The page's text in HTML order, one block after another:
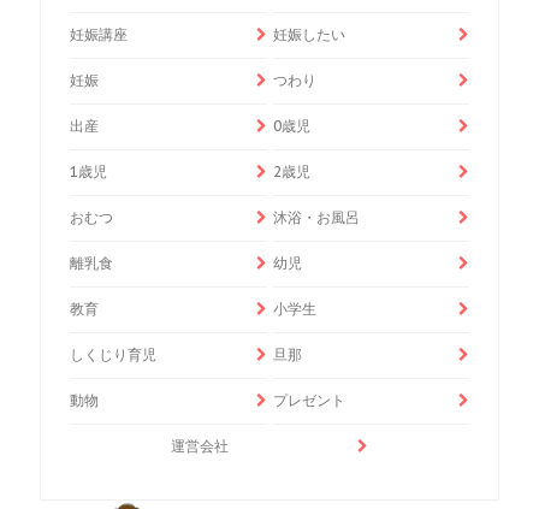
妊娠講座 妊娠したい
妊娠 つわり
出産 0歳児
1歳児 2歳児
おむつ 沐浴・お風呂
離乳食 幼児
教育 小学生
しくじり育児 旦那
動物 プレゼント
運営会社